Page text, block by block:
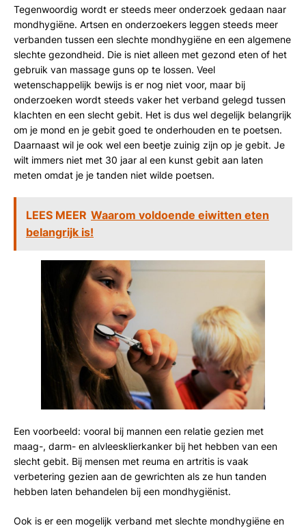
Tegenwoordig wordt er steeds meer onderzoek gedaan naar
mondhygiëne. Artsen en onderzoekers leggen steeds meer
verbanden tussen een slechte mondhygiëne en een algemene
slechte gezondheid. Die is niet alleen met gezond eten of het
gebruik van massage guns op te lossen. Veel
wetenschappelijk bewijs is er nog niet voor, maar bij
onderzoeken wordt steeds vaker het verband gelegd tussen
klachten en een slecht gebit. Het is dus wel degelijk belangrijk
om je mond en je gebit goed te onderhouden en te poetsen.
Daarnaast wil je ook wel een beetje zuinig zijn op je gebit. Je
wilt immers niet met 30 jaar al een kunst gebit aan laten
meten omdat je je tanden niet wilde poetsen.
LEES MEER Waarom voldoende eiwitten eten
belangrijk is!
Een voorbeeld: vooral bij mannen een relatie gezien met
maag-, darm- en alvleesklierkanker bij het hebben van een
slecht gebit. Bij mensen met reuma en artritis is vaak
verbetering gezien aan de gewrichten als ze hun tanden
hebben laten behandelen bij een mondhygiënist.
Ook is er een mogelijk verband met slechte mondhygiëne en